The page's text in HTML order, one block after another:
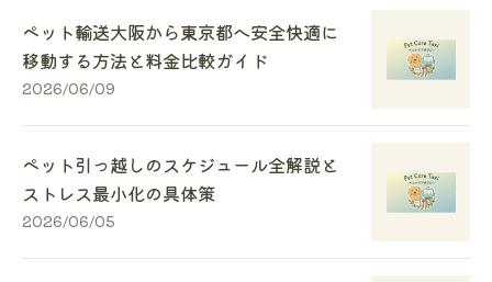
ペット輸送大阪から東京都へ安全快適に
移動する方法と料金比較ガイド
2026/06/09
ペット引っ越しのスケジュール全解説と
ストレス最小化の具体策
2026/06/05